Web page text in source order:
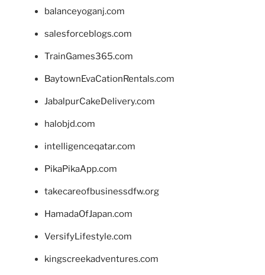
balanceyoganj.com
salesforceblogs.com
TrainGames365.com
BaytownEvaCationRentals.com
JabalpurCakeDelivery.com
halobjd.com
intelligenceqatar.com
PikaPikaApp.com
takecareofbusinessdfw.org
HamadaOfJapan.com
VersifyLifestyle.com
kingscreekadventures.com